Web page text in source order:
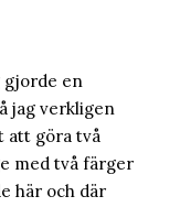
gjorde en
jag verkligen
att göra två
med två färger
här och där